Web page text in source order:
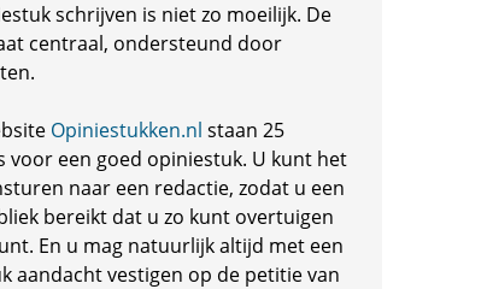
schrijven is niet zo moeilijk. De
centraal, ondersteund door
Opiniestukken.nl staan 25
voor een goed opiniestuk. U kunt het
naar een redactie, zodat u een
bereikt dat u zo kunt overtuigen
En u mag natuurlijk altijd met een
aandacht vestigen op de petitie van